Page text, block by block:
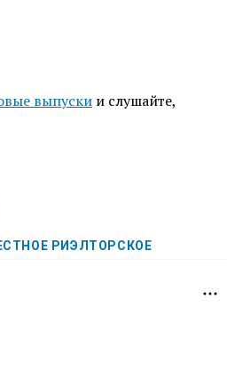
выпуски и слушайте,
РИЭЛТОРСКОЕ